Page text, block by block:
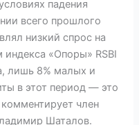
падения
всего прошлого
низкий спрос на
«Опоры» RSBI
лишь 8% малых и
в этот период — это
член
Шаталов.